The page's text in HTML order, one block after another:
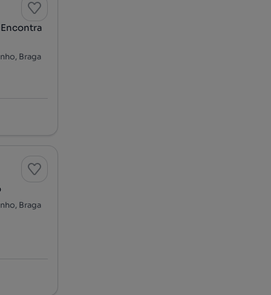
Braga
Braga